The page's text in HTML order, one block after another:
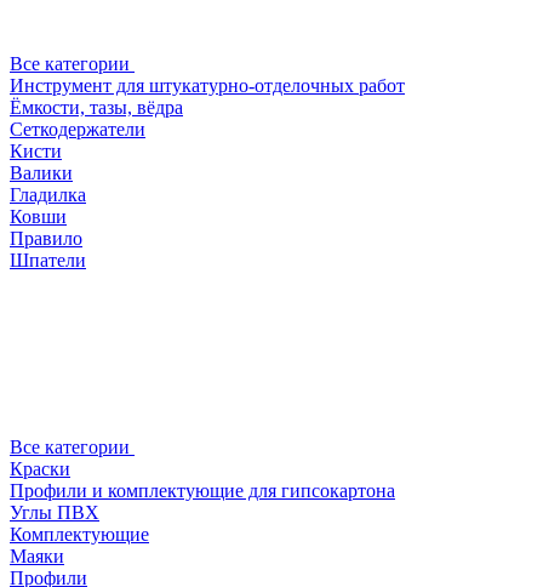
Все категории
Инструмент для штукатурно-отделочных работ
Ёмкости, тазы, вёдра
Сеткодержатели
Кисти
Валики
Гладилка
Ковши
Правило
Шпатели
Все категории
Краски
Профили и комплектующие для гипсокартона
Углы ПВХ
Комплектующие
Маяки
Профили